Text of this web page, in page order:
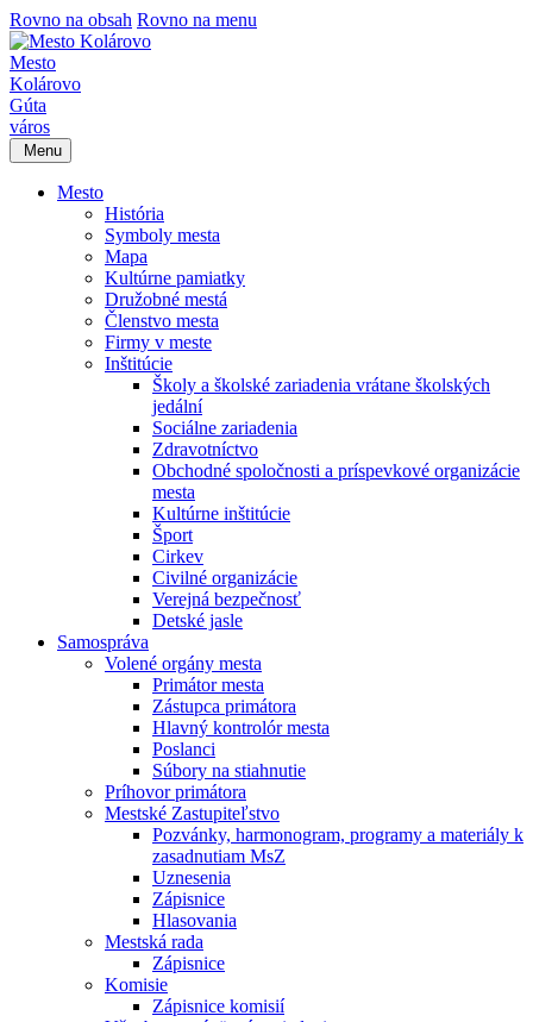
Rovno na obsah Rovno na menu
Mesto
Kolárovo
Gúta
város
Menu
Mesto
História
Symboly mesta
Mapa
Kultúrne pamiatky
Družobné mestá
Členstvo mesta
Firmy v meste
Inštitúcie
Školy a školské zariadenia vrátane školských
jedální
Sociálne zariadenia
Zdravotníctvo
Obchodné spoločnosti a príspevkové organizácie
mesta
Kultúrne inštitúcie
Šport
Cirkev
Civilné organizácie
Verejná bezpečnosť
Detské jasle
Samospráva
Volené orgány mesta
Primátor mesta
Zástupca primátora
Hlavný kontrolór mesta
Poslanci
Súbory na stiahnutie
Príhovor primátora
Mestské Zastupiteľstvo
Pozvánky, harmonogram, programy a materiály k
zasadnutiam MsZ
Uznesenia
Zápisnice
Hlasovania
Mestská rada
Zápisnice
Komisie
Zápisnice komisií